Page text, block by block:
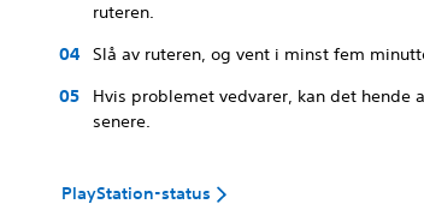
ruteren.
Slå av ruteren, og vent i minst fem
Hvis problemet vedvarer, kan det
senere.
PlayStation-status